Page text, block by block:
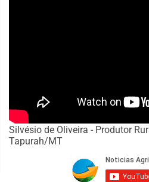
Silvésio de Oliveira - Produtor
Tapurah/MT